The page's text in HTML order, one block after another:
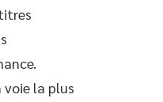
voie la plus